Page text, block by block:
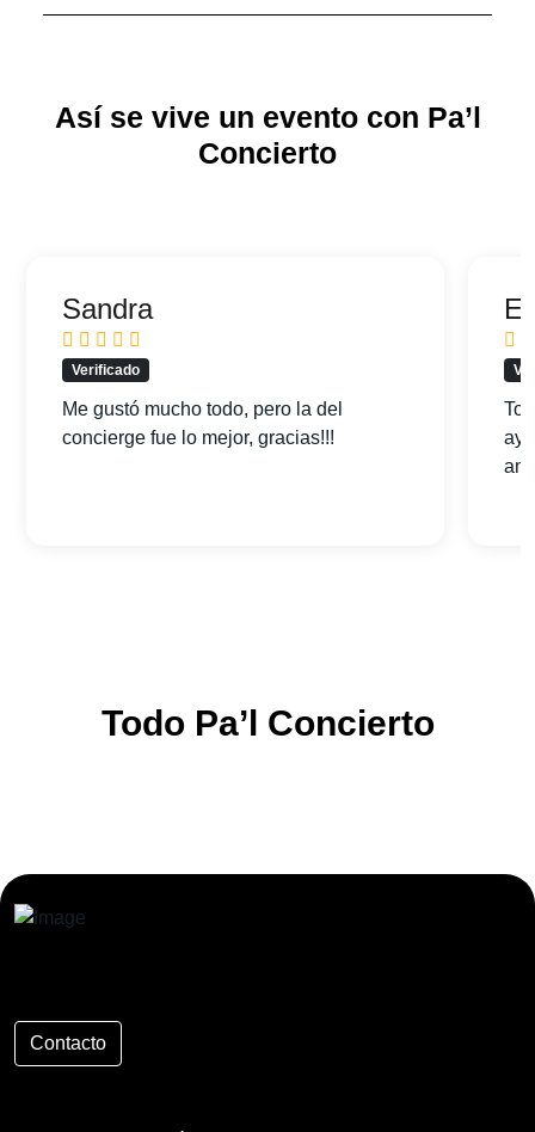
Así se vive un evento con Pa’l
Concierto
Sandra
Verificado
Me gustó mucho todo, pero la del
concierge fue lo mejor, gracias!!!
Todo Pa’l Concierto
Contacto